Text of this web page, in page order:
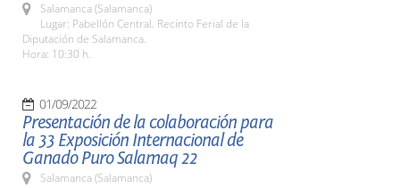
Salamanca (Salamanca)
Lugar: Pabellón Central. Recinto Ferial de la
Diputación de Salamanca.
Hora: 10:30 h.
01/09/2022
Presentación de la colaboración para
la 33 Exposición Internacional de
Ganado Puro Salamaq 22
Salamanca (Salamanca)